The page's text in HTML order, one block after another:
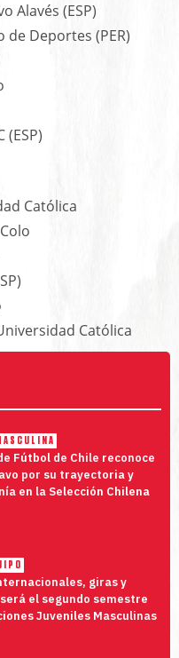
Alavés (ESP)
de Deportes (PER)
(ESP)
Católica
Católica
Fútbol de Chile reconoce
por su trayectoria y
en la Selección Chilena
giras y
el segundo semestre
Juveniles Masculinas